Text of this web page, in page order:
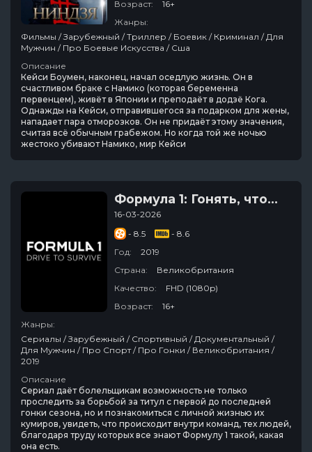
Возраст:
16+
Жанры:
Фильмы / Зарубежный / Триллер / Боевик / Криминал / Для
Мужчин / Про Боевые Искусства / Сша
Описание
Кейси Боумен, наконец, начал оседлую жизнь. Он в
счастливом браке с Намико (которая беременна
первенцем), живёт в Японии и преподаёт в додзё Кога.
Однажды на Кейси, отправившегося за подарком для жены,
нападает пара отморозков. Он не придаёт этому значения,
считая всё обычным грабежом. Но когда той же ночью
жестоко убивают Намико, мир Кейси
Формула 1: Гонять, чтобы выживать
16-03-2026
- 8.5
- 8.6
Год:
2019
Страна:
Великобритания
Качество:
FHD (1080p)
Возраст:
16+
Жанры:
Сериалы / Зарубежный / Спортивный / Документальный /
Для Мужчин / Про Спорт / Про Гонки / Великобритания /
2019
Описание
Сериал даёт болельщикам возможность не только
проследить за борьбой за титул с первой до последней
гонки сезона, но и познакомиться с личной жизнью их
кумиров, увидеть, что происходит внутри команд, тех людей,
благодаря труду которых все знают Формулу 1 такой, какая
она есть.